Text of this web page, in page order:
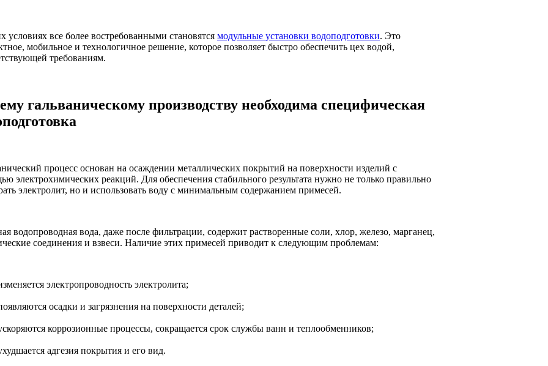
условиях все более востребованными становятся модульные установки водоподготовки. Это
мобильное и технологичное решение, которое позволяет быстро обеспечить цех водой,
требованиям.
гальваническому производству необходима специфическая
процесс основан на осаждении металлических покрытий на поверхности изделий с
электрохимических реакций. Для обеспечения стабильного результата нужно не только правильно
электролит, но и использовать воду с минимальным содержанием примесей.
водопроводная вода, даже после фильтрации, содержит растворенные соли, хлор, железо, марганец,
соединения и взвеси. Наличие этих примесей приводит к следующим проблемам:
электропроводность электролита;
осадки и загрязнения на поверхности деталей;
коррозионные процессы, сокращается срок службы ванн и теплообменников;
адгезия покрытия и его вид.